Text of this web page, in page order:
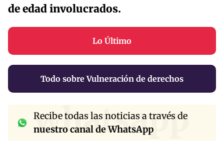
de edad involucrados.
Lo Último
Todo sobre Vulneración de derechos
whatsapp
Recibe todas las noticias a través de
nuestro canal de WhatsApp